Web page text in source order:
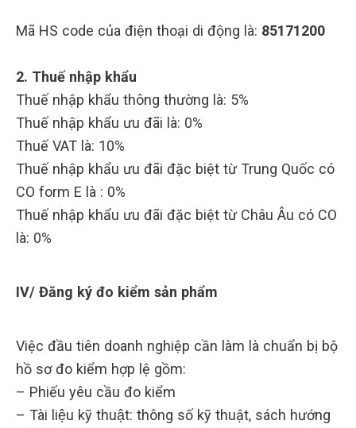
Mã HS code của điện thoại di động là: 85171200
2. Thuế nhập khẩu
Thuế nhập khẩu thông thường là: 5%
Thuế nhập khẩu ưu đãi là: 0%
Thuế VAT là: 10%
Thuế nhập khẩu ưu đãi đặc biệt từ Trung Quốc có
CO form E là : 0%
Thuế nhập khẩu ưu đãi đặc biệt từ Châu Âu có CO
là: 0%
IV/ Đăng ký đo kiểm sản phẩm
Việc đầu tiên doanh nghiệp cần làm là chuẩn bị bộ
hồ sơ đo kiểm hợp lệ gồm:
– Phiếu yêu cầu đo kiểm
– Tài liệu kỹ thuật: thông số kỹ thuật, sách hướng